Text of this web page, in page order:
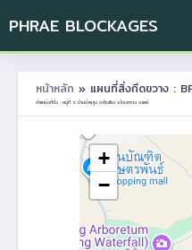
PHRAE BLOCKAGES
หน้าหลัก » แผนที่สิ่งกีดขวาง :
ตำแหน่งที่ตั้ง : หมู่ที่ 5 บ้านน้ำพุสูง ต.ห้วยโรง อ.ร้องกวาง จ.แพร่
+
−